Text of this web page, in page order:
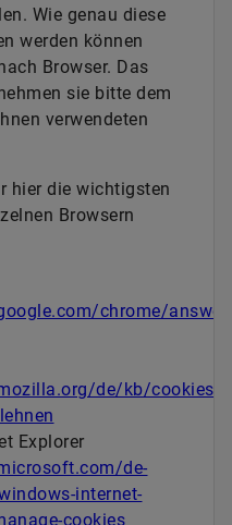
Wie genau diese
werden können
Browser. Das
sie bitte dem
verwendeten
hier die wichtigsten
Browsern
chrome/
de/kb/cookies-
Explorer
de-
internet-
cookies